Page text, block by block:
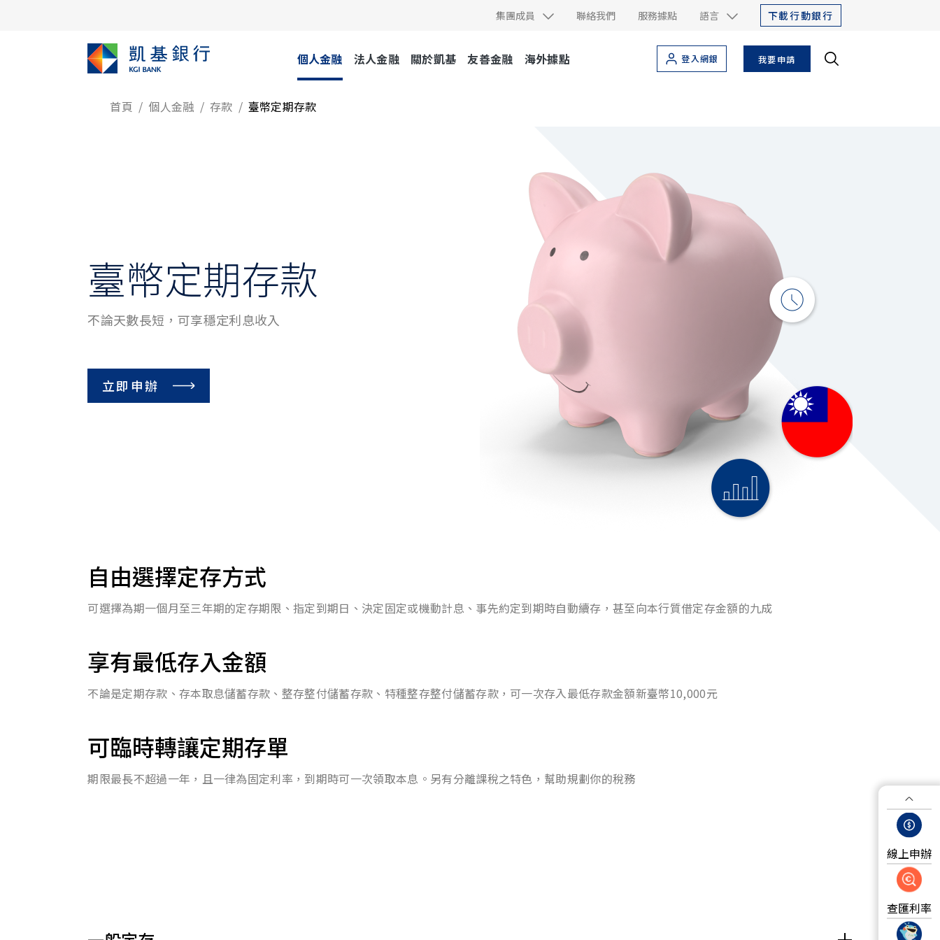
集團成員 聯絡我們 服務據點 語言 下載行動銀行
個人金融 法人金融 關於凱基 友善金融 海外據點 登入網銀 我要申請
首頁 個人金融 存款 臺幣定期存款
線上申辦
查匯利率
臺幣定期存款
不論天數長短，可享穩定利息收入
立即申辦
自由選擇定存方式
可選擇為期一個月至三年期的定存期限、指定到期日、決定固定或機動計息、事先約定到期時自動續存，甚至向本行質借定存金額的九成
享有最低存入金額
不論是定期存款、存本取息儲蓄存款、整存整付儲蓄存款、特種整存整付儲蓄存款，可一次存入最低存款金額新臺幣10,000元
可臨時轉讓定期存單
期限最長不超過一年，且一律為固定利率，到期時可一次領取本息。另有分離課稅之特色，幫助規劃你的稅務